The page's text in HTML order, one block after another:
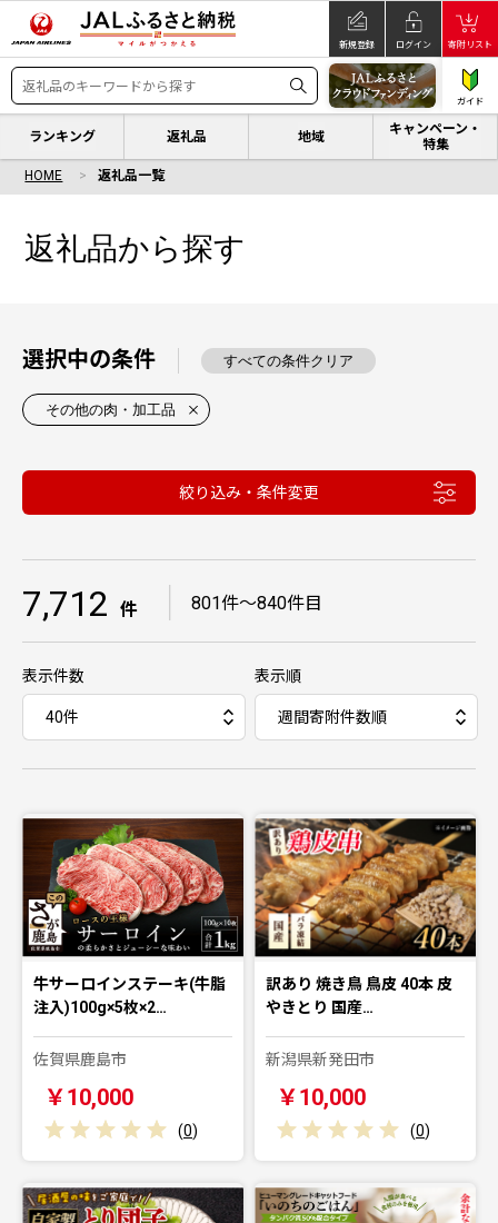
新規登録 ログイン 寄附リスト
ガイド
ランキング 返礼品 地域
キャンペーン・
特集
HOME 返礼品一覧
返礼品から探す
選択中の条件 すべての条件クリア
その他の肉・加工品
絞り込み・条件変更
7,712 件 801件〜840件目
表示件数 表示順
牛サーロインステーキ(牛脂
注入)100g×5枚×2…
佐賀県鹿島市
￥10,000
(0)
訳あり 焼き鳥 鳥皮 40本 皮
やきとり 国産…
新潟県新発田市
￥10,000
(0)